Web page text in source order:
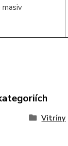
Vitríny